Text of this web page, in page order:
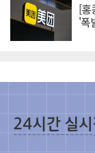
[홍
'폭